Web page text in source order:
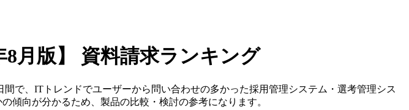
8月版】 資料請求ランキング
で、ITトレンドでユーザーから問い合わせの多かった採用管理システム・選考管理シス
傾向が分かるため、製品の比較・検討の参考になります。